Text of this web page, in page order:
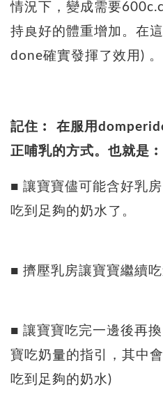
情況下，變成需要
持良好的體重增加。在
done確實發揮了效用) 。
記住︰ 在服用
正哺乳的方式。也就是︰
■ 讓寶寶儘可能含好乳
吃到足夠的奶水了。
■ 擠壓乳房讓寶寶繼續吃
■ 讓寶寶吃完一邊後再
寶吃奶量的指引，其中
吃到足夠的奶水)